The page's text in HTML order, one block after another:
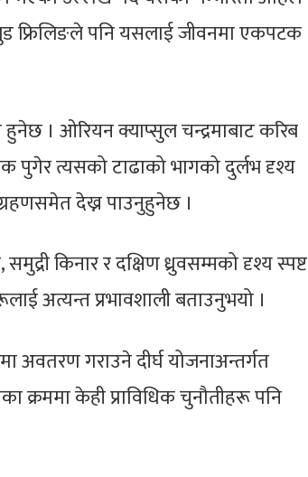
फ्रिलिङले पनि यसलाई जीवनमा एकपटक
हुनेछ । ओरियन क्याप्सुल चन्द्रमाबाट करिब
पुगेर त्यसको टाढाको भागको दुर्लभ दृश्य
देख्न पाउनुहुनेछ ।
किनार र दक्षिण ध्रुवसम्मको दृश्य स्पष्ट
अत्यन्त प्रभावशाली बताउनुभयो ।
अवतरण गराउने दीर्घ योजनाअन्तर्गत
क्रममा केही प्राविधिक चुनौतीहरू पनि